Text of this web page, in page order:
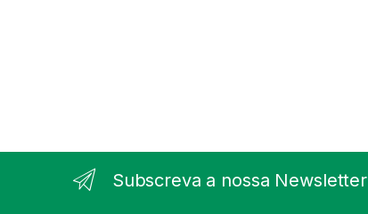
Subscreva a nossa Newsletter